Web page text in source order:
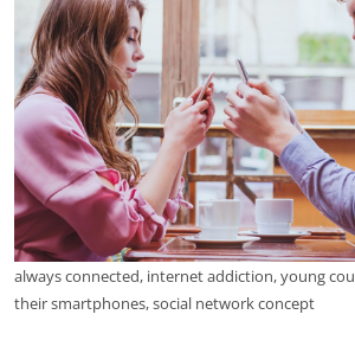
always connected, internet addiction, young
their smartphones, social network concept